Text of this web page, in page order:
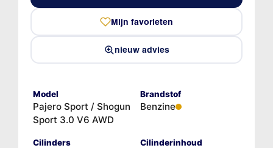
Mijn favorieten
nieuw advies
Model
Pajero Sport / Shogun
Sport 3.0 V6 AWD
Brandstof
Benzine
Cilinders Cilinderinhoud